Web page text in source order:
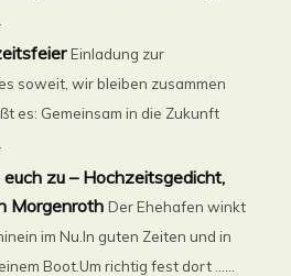
Einladung zur
soweit, wir bleiben zusammen
es: Gemeinsam in die Zukunft
zu – Hochzeitsgedicht,
Morgenroth Der Ehehafen winkt
im Nu.In guten Zeiten und in
Boot.Um richtig fest dort ......